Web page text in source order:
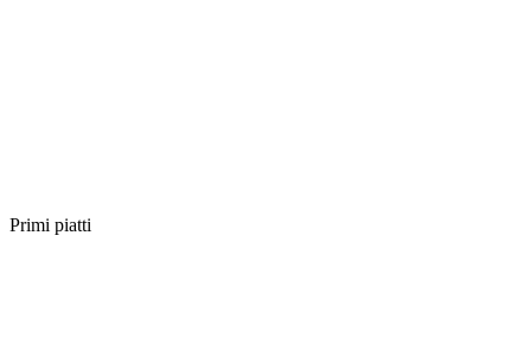
Primi piatti